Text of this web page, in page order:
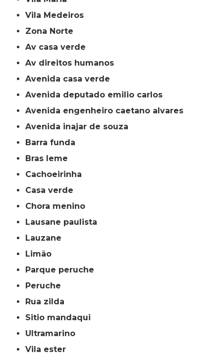
Vila Medeiros
Zona Norte
av casa verde
av direitos humanos
avenida casa verde
avenida deputado emilio carlos
avenida engenheiro caetano alvares
avenida inajar de souza
barra funda
bras leme
cachoeirinha
casa verde
chora menino
lausane paulista
lauzane
limão
parque peruche
peruche
rua zilda
sitio mandaqui
ultramarino
vila ester